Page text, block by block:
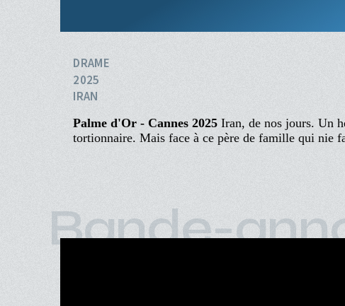
DRAME
2025
IRAN
Palme d'Or - Cannes 2025 Iran, de nos jours. Un
tortionnaire. Mais face à ce père de famille qui nie
Bande-